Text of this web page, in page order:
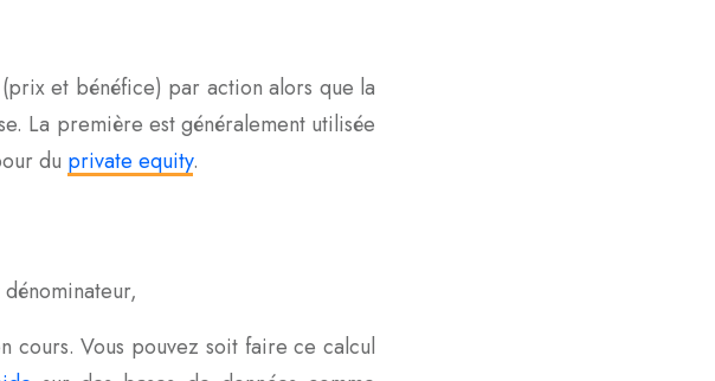
et bénéfice) par action alors que la
La première est généralement utilisée
du private equity.
cours. Vous pouvez soit faire ce calcul